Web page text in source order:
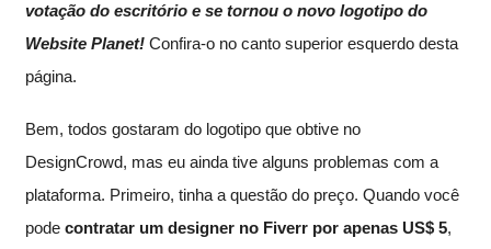
votação do escritório e se tornou o novo logotipo do
Website Planet! Confira-o no canto superior esquerdo desta
página.
Bem, todos gostaram do logotipo que obtive no
DesignCrowd, mas eu ainda tive alguns problemas com a
plataforma. Primeiro, tinha a questão do preço. Quando você
pode contratar um designer no Fiverr por apenas US$ 5,